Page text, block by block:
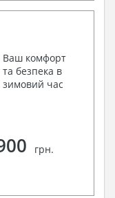
Ваш комфорт
та безпека в
зимовий час
грн.